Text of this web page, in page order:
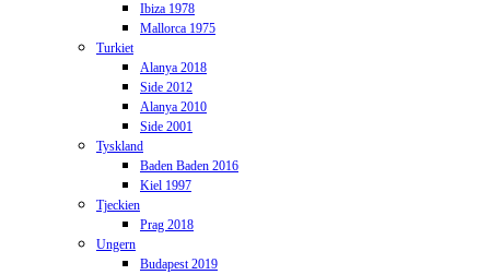
Ibiza 1978
Mallorca 1975
Turkiet
Alanya 2018
Side 2012
Alanya 2010
Side 2001
Tyskland
Baden Baden 2016
Kiel 1997
Tjeckien
Prag 2018
Ungern
Budapest 2019